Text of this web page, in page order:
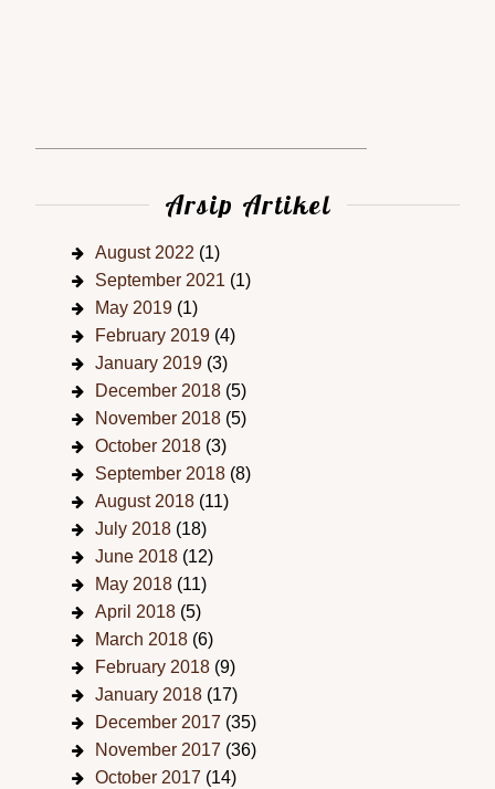
Arsip Artikel
August 2022 (1)
September 2021 (1)
May 2019 (1)
February 2019 (4)
January 2019 (3)
December 2018 (5)
November 2018 (5)
October 2018 (3)
September 2018 (8)
August 2018 (11)
July 2018 (18)
June 2018 (12)
May 2018 (11)
April 2018 (5)
March 2018 (6)
February 2018 (9)
January 2018 (17)
December 2017 (35)
November 2017 (36)
October 2017 (14)